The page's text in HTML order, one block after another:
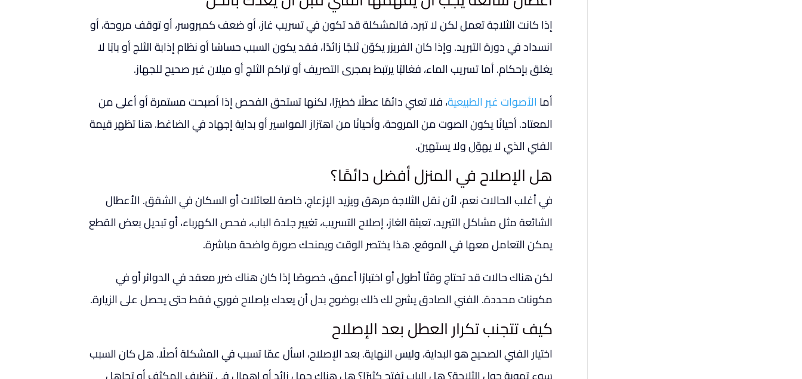
إذا كانت الثلاجة تعمل لكن لا تبرد، فالمشكلة قد تكون في تسريب غاز، أو ضعف كمبروسر، أو توقف مروحة، أو
انسداد في دورة التبريد. وإذا كان الفريزر يكوّن ثلجًا زائدًا، فقد يكون السبب حساسًا أو نظام إذابة الثلج أو بابًا لا
يغلق بإحكام. أما تسريب الماء، فغالبًا يرتبط بمجرى التصريف أو تراكم الثلج أو ميلان غير صحيح للجهاز.
أما الأصوات غير الطبيعية، فلا تعني دائمًا عطلًا خطيرًا، لكنها تستحق الفحص إذا أصبحت مستمرة أو أعلى من
المعتاد. أحيانًا يكون الصوت من المروحة، وأحيانًا من اهتزاز المواسير أو بداية إجهاد في الضاغط. هنا تظهر قيمة
الفني الذي لا يهوّل ولا يستهين.
هل الإصلاح في المنزل أفضل دائمًا؟
في أغلب الحالات نعم، لأن نقل الثلاجة مرهق ويزيد الإزعاج، خاصة للعائلات أو السكان في الشقق. الأعطال
الشائعة مثل مشاكل التبريد، تعبئة الغاز، إصلاح التسريب، تغيير جلدة الباب، فحص الكهرباء، أو تبديل بعض القطع
يمكن التعامل معها في الموقع. هذا يختصر الوقت ويمنحك صورة واضحة مباشرة.
لكن هناك حالات قد تحتاج وقتًا أطول أو اختبارًا أعمق، خصوصًا إذا كان هناك ضرر معقد في الدوائر أو في
مكونات محددة. الفني الصادق يشرح لك ذلك بوضوح بدل أن يعدك بإصلاح فوري فقط حتى يحصل على الزيارة.
كيف تتجنب تكرار العطل بعد الإصلاح
اختيار الفني الصحيح هو البداية، وليس النهاية. بعد الإصلاح، اسأل عمّا تسبب في المشكلة أصلًا. هل كان السبب